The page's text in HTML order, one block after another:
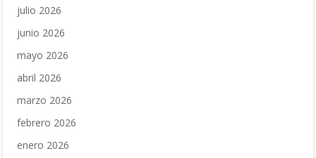
julio 2026
junio 2026
mayo 2026
abril 2026
marzo 2026
febrero 2026
enero 2026